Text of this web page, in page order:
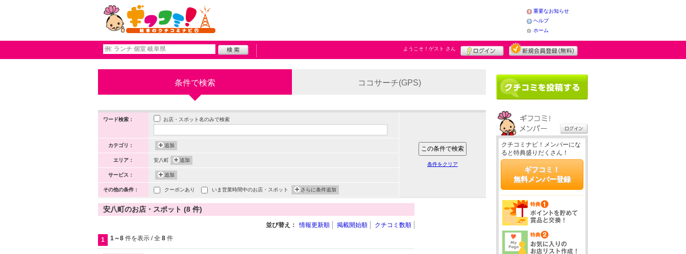
重要なお知らせ
ヘルプ
ホーム
ようこそ！ ゲスト さん
条件で検索 ココサーチ(GPS)
ワード検索： お店・スポット名のみで検索
カテゴリ： 追加
エリア： 安八町 追加
サービス： 追加
その他の条件： クーポンあり いま営業時間中のお店・スポット さらに条件追加
条件をクリア
安八町のお店・スポット (8 件)
並び替え： 情報更新順 掲載開始順 クチコミ数順
1 1～8 件を表示 / 全 8 件
クチコミナビ！メンバーにな
ると特典盛りだくさん！
ギフコミ！
無料メンバー登録